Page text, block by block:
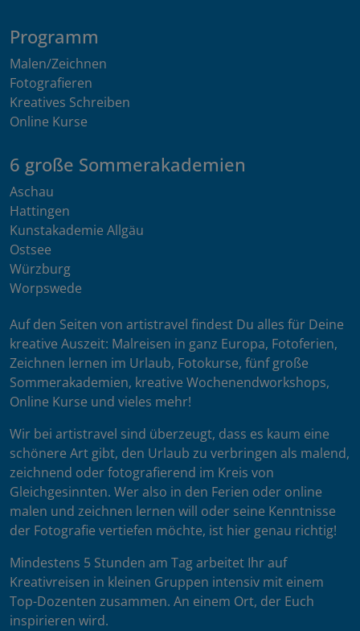
Programm
Malen/Zeichnen
Fotografieren
Kreatives Schreiben
Online Kurse
6 große Sommerakademien
Aschau
Hattingen
Kunstakademie Allgäu
Ostsee
Würzburg
Worpswede
Auf den Seiten von artistravel findest Du alles für Deine
kreative Auszeit: Malreisen in ganz Europa, Fotoferien,
Zeichnen lernen im Urlaub, Fotokurse, fünf große
Sommerakademien, kreative Wochenendworkshops,
Online Kurse und vieles mehr!
Wir bei artistravel sind überzeugt, dass es kaum eine
schönere Art gibt, den Urlaub zu verbringen als malend,
zeichnend oder fotografierend im Kreis von
Gleichgesinnten. Wer also in den Ferien oder online
malen und zeichnen lernen will oder seine Kenntnisse
der Fotografie vertiefen möchte, ist hier genau richtig!
Mindestens 5 Stunden am Tag arbeitet Ihr auf
Kreativreisen in kleinen Gruppen intensiv mit einem
Top-Dozenten zusammen. An einem Ort, der Euch
inspirieren wird.